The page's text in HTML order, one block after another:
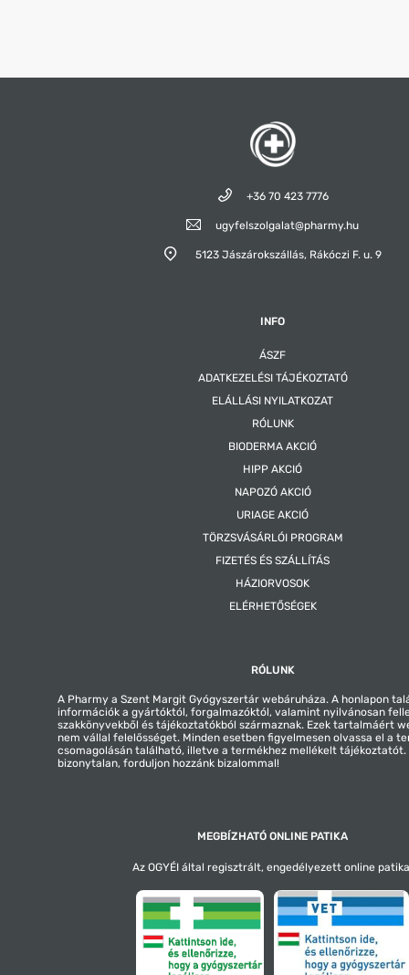
+36 70 423 7776
ugyfelszolgalat@pharmy.hu
5123 Jászárokszállás, Rákóczi F. u. 9
INFO
ÁSZF
ADATKEZELÉSI TÁJÉKOZTATÓ
ELÁLLÁSI NYILATKOZAT
RÓLUNK
BIODERMA AKCIÓ
HIPP AKCIÓ
NAPOZÓ AKCIÓ
URIAGE AKCIÓ
TÖRZSVÁSÁRLÓI PROGRAM
FIZETÉS ÉS SZÁLLÍTÁS
HÁZIORVOSOK
ELÉRHETŐSÉGEK
RÓLUNK
A Pharmy a Szent Margit Gyógyszertár webáruháza. A honlapon
információk a gyártóktól, forgalmazóktól, valamint nyilvánosan
szakkönyvekből és tájékoztatókból származnak. Ezek tartalmáért
nem vállal felelősséget. Minden esetben figyelmesen olvassa el a
csomagolásán található, illetve a termékhez mellékelt tájékoztatót.
bizonytalan, forduljon hozzánk bizalommal!
MEGBÍZHATÓ ONLINE PATIKA
Az OGYÉI által regisztrált, engedélyezett online